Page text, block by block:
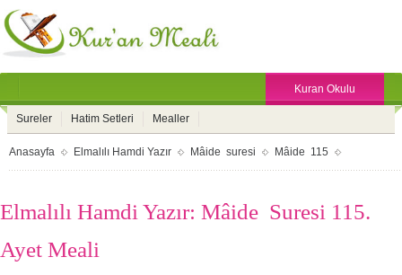
Kuran Okulu
Sureler Hatim Setleri Mealler
Anasayfa Elmalılı Hamdi Yazır Mâide suresi Mâide 115
Elmalılı Hamdi Yazır: Mâide Suresi 115.
Ayet Meali